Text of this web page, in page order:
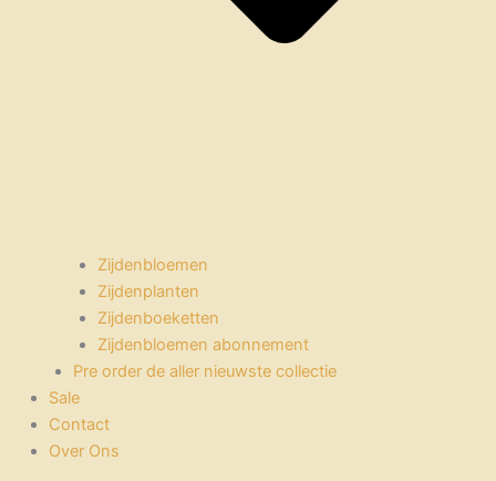
Zijdenbloemen
Zijdenplanten
Zijdenboeketten
Zijdenbloemen abonnement
Pre order de aller nieuwste collectie
Sale
Contact
Over Ons